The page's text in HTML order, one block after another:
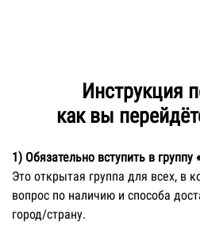
Инструкция
как вы
1) Обязательно вступить в
Это открытая группа для всех, в
вопрос по наличию и способа
город/страну.